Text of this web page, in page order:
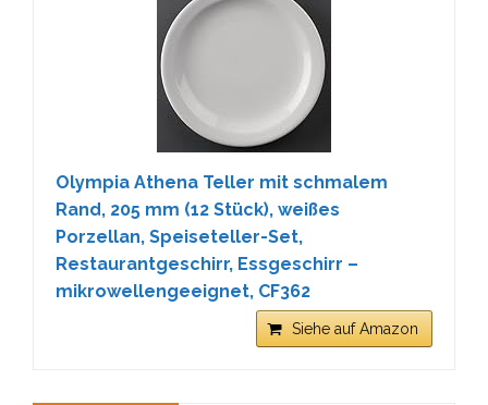
Olympia Athena Teller mit schmalem
Rand, 205 mm (12 Stück), weißes
Porzellan, Speiseteller-Set,
Restaurantgeschirr, Essgeschirr –
mikrowellengeeignet, CF362
Siehe auf Amazon